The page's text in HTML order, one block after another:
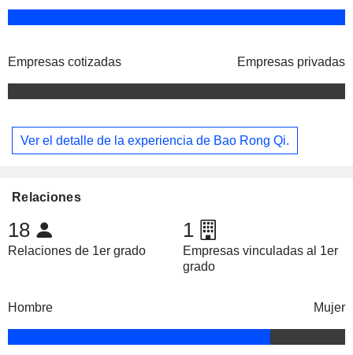
Empresas cotizadas Empresas privadas
Ver el detalle de la experiencia de Bao Rong Qi.
Relaciones
18
Relaciones de 1er grado
1
Empresas vinculadas al 1er
grado
Hombre Mujer